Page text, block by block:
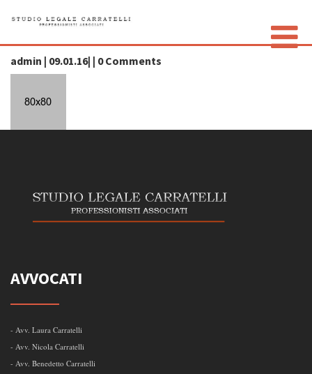
icon7-dark
admin | 09.01.16| | 0 Comments
AVVOCATI
- Avv. Laura Carratelli
- Avv. Nicola Carratelli
- Avv. Benedetto Carratelli